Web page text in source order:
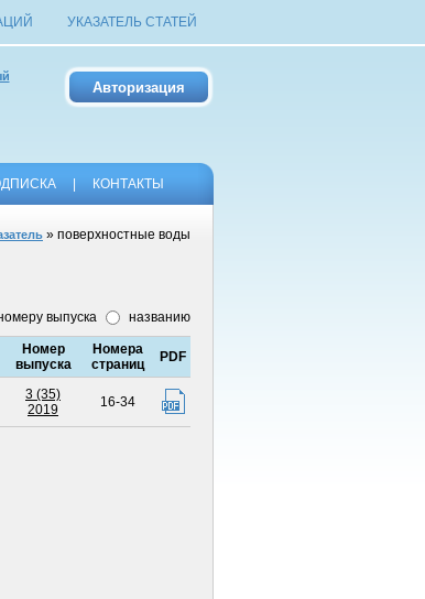
УКАЗАТЕЛЬ СТАТЕЙ
КОНТАКТЫ
» поверхностные воды
выпуска названию
Номер
выпуска
Номера
страниц
PDF
3 (35)
2019
16-34